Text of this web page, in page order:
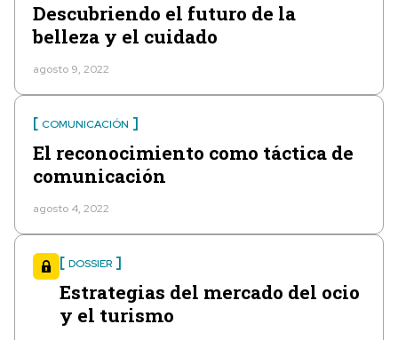
Descubriendo el futuro de la
belleza y el cuidado
agosto 9, 2022
COMUNICACIÓN
El reconocimiento como táctica de
comunicación
agosto 4, 2022
DOSSIER
Estrategias del mercado del ocio
y el turismo